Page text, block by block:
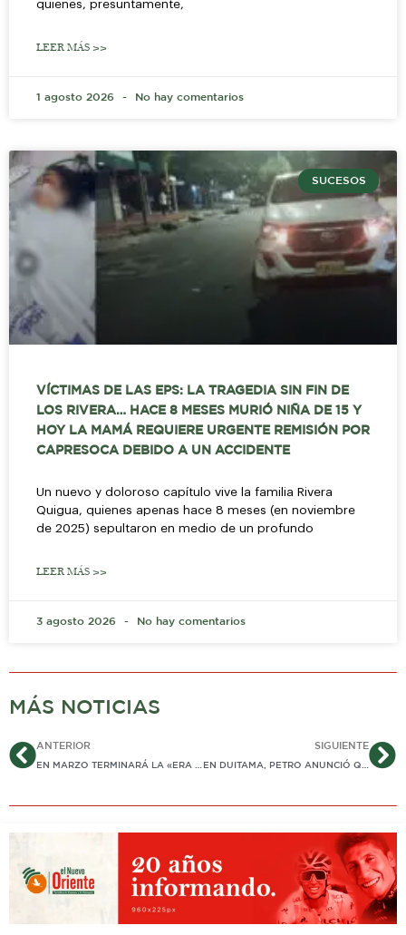
quienes, presuntamente,
LEER MÁS >>
1 agosto 2026 No hay comentarios
SUCESOS
VÍCTIMAS DE LAS EPS: LA TRAGEDIA SIN FIN DE
LOS RIVERA… HACE 8 MESES MURIÓ NIÑA DE 15 Y
HOY LA MAMÁ REQUIERE URGENTE REMISIÓN POR
CAPRESOCA DEBIDO A UN ACCIDENTE
Un nuevo y doloroso capítulo vive la familia Rivera
Quigua, quienes apenas hace 8 meses (en noviembre
de 2025) sepultaron en medio de un profundo
LEER MÁS >>
3 agosto 2026 No hay comentarios
MÁS NOTICIAS
AntANTERIOR
EN MARZO TERMINARÁ LA «ERA BAYÓN» EN LA PRESIDENCIA DE ECOPETROL
SIGUIENTE
EN DUITAMA, PETRO ANUNCIÓ QUE ASUMIRÁ DE FORMA DIRECTA FACULTADES DE VIGILANCIA EN PRESTACIÓN DE SERVICIOS PÚBLICOS